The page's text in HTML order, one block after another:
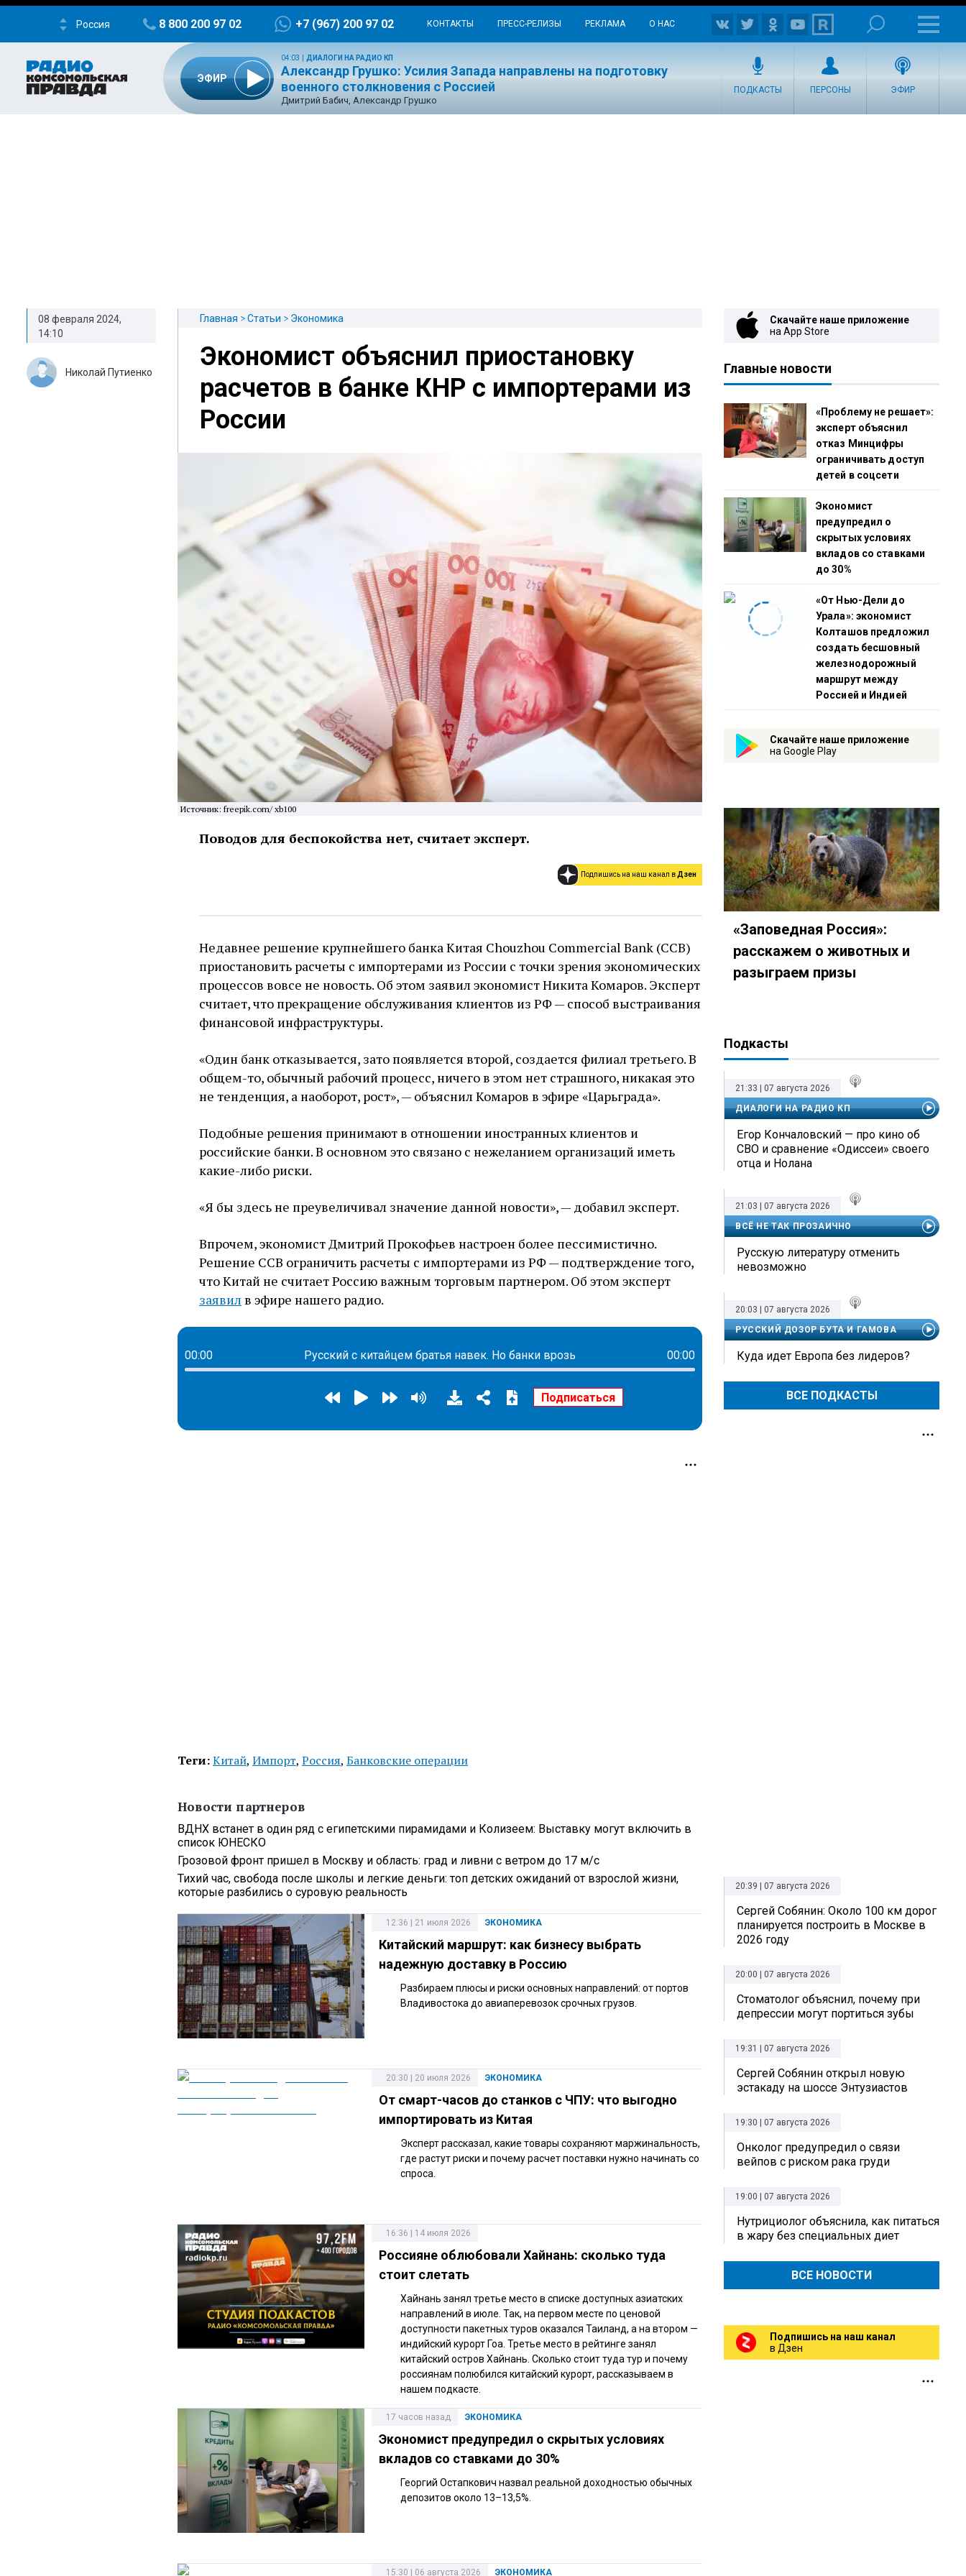
Россия 8 800 200 97 02 +7 (967) 200 97 02 КОНТАКТЫ ПРЕСС-РЕЛИЗЫ РЕКЛАМА О НАС
ЭФИР
04:03 ДИАЛОГИ НА РАДИО КП
Александр Грушко: Усилия Запада направлены на подготовку
военного столкновения с Россией
Дмитрий Бабич, Александр Грушко
ПОДКАСТЫ ПЕРСОНЫ ЭФИР
Главная Статьи Экономика
Экономист объяснил приостановку
расчетов в банке КНР с импортерами из
России
Источник: freepik.com/ xb100
Поводов для беспокойства нет, считает эксперт.
Подпишись на наш канал вДзен
Недавнее решение крупнейшего банка Китая Chouzhou Commercial Bank (ССВ)
приостановить расчеты с импортерами из России с точки зрения экономических
процессов вовсе не новость. Об этом заявил экономист Никита Комаров. Эксперт
считает, что прекращение обслуживания клиентов из РФ — способ выстраивания
финансовой инфраструктуры.
«Один банк отказывается, зато появляется второй, создается филиал третьего. В
общем-то, обычный рабочий процесс, ничего в этом нет страшного, никакая это
не тенденция, а наоборот, рост», — объяснил Комаров в эфире «Царьграда».
Подобные решения принимают в отношении иностранных клиентов и
российские банки. В основном это связано с нежеланием организаций иметь
какие-либо риски.
«Я бы здесь не преувеличивал значение данной новости», — добавил эксперт.
Впрочем, экономист Дмитрий Прокофьев настроен более пессимистично.
Решение ССВ ограничить расчеты с импортерами из РФ — подтверждение того,
что Китай не считает Россию важным торговым партнером. Об этом эксперт
заявил в эфире нашего радио.
00:00 Русский с китайцем братья навек. Но банки врозь 00:00
08 февраля 2024,
14:10
Николай Путиенко
Теги:Китай, Импорт, Россия, Банковские операции
Новости партнеров
ВДНХ встанет в один ряд с египетскими пирамидами и Колизеем: Выставку могут включить в
список ЮНЕСКО
Грозовой фронт пришел в Москву и область: град и ливни с ветром до 17 м/с
Тихий час, свобода после школы и легкие деньги: топ детских ожиданий от взрослой жизни,
которые разбились о суровую реальность
ЭКОНОМИКА
12:36 | 21 июля 2026
Китайский маршрут: как бизнесу выбрать
надежную доставку в Россию
Разбираем плюсы и риски основных направлений: от портов
Владивостока до авиаперевозок срочных грузов.
ЭКОНОМИКА
20:30 | 20 июля 2026
От смарт-часов до станков с ЧПУ: что выгодно
импортировать из Китая
Эксперт рассказал, какие товары сохраняют маржинальность,
где растут риски и почему расчет поставки нужно начинать со
спроса.
16:36 | 14 июля 2026
Россияне облюбовали Хайнань: сколько туда
стоит слетать
Хайнань занял третье место в списке доступных азиатских
направлений в июле. Так, на первом месте по ценовой
доступности пакетных туров оказался Таиланд, а на втором —
индийский курорт Гоа. Третье место в рейтинге занял
китайский остров Хайнань. Сколько стоит туда тур и почему
россиянам полюбился китайский курорт, рассказываем в
нашем подкасте.
ЭКОНОМИКА
17 часов назад
Экономист предупредил о скрытых условиях
вкладов со ставками до 30%
Георгий Остапкович назвал реальной доходностью обычных
депозитов около 13–13,5%.
ЭКОНОМИКА
15:30 | 06 августа 2026
Скачайте наше приложение
на App Store
Главные новости
«Проблему не решает»:
эксперт объяснил
отказ Минцифры
ограничивать доступ
детей в соцсети
Экономист
предупредил о
скрытых условиях
вкладов со ставками
до 30%
«От Нью-Дели до
Урала»: экономист
Колташов предложил
создать бесшовный
железнодорожный
маршрут между
Россией и Индией
Скачайте наше приложение
на Google Play
«Заповедная Россия»:
расскажем о животных и
разыграем призы
Подкасты
21:33 | 07 августа 2026
ДИАЛОГИ НА РАДИО КП
Егор Кончаловский — про кино об
СВО и сравнение «Одиссеи» своего
отца и Нолана
21:03 | 07 августа 2026
ВСЁ НЕ ТАК ПРОЗАИЧНО
Русскую литературу отменить
невозможно
20:03 | 07 августа 2026
РУССКИЙ ДОЗОР БУТА И ГАМОВА
Куда идет Европа без лидеров?
ВСЕ ПОДКАСТЫ
20:39 | 07 августа 2026
Сергей Собянин: Около 100 км дорог
планируется построить в Москве в
2026 году
20:00 | 07 августа 2026
Стоматолог объяснил, почему при
депрессии могут портиться зубы
19:31 | 07 августа 2026
Сергей Собянин открыл новую
эстакаду на шоссе Энтузиастов
19:30 | 07 августа 2026
Онколог предупредил о связи
вейпов с риском рака груди
19:00 | 07 августа 2026
Нутрициолог объяснила, как питаться
в жару без специальных диет
ВСЕ НОВОСТИ
Подпишись на наш канал
в Дзен